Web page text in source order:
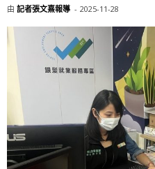
由 記者張文熹報導 - 2025-11-28